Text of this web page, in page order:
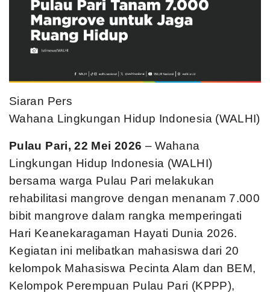
Siaran Pers
Wahana Lingkungan Hidup Indonesia (WALHI)
Pulau Pari, 22 Mei 2026 – Wahana
Lingkungan Hidup Indonesia (WALHI)
bersama warga Pulau Pari melakukan
rehabilitasi mangrove dengan menanam 7.000
bibit mangrove dalam rangka memperingati
Hari Keanekaragaman Hayati Dunia 2026.
Kegiatan ini melibatkan mahasiswa dari 20
kelompok Mahasiswa Pecinta Alam dan BEM,
Kelompok Perempuan Pulau Pari (KPPP),